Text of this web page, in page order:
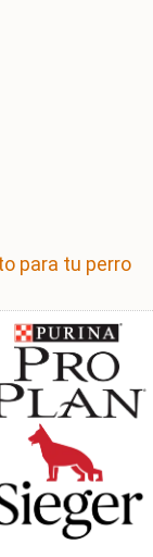
para tu perro